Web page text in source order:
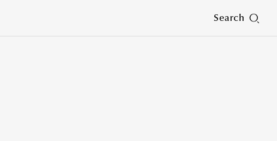
Search